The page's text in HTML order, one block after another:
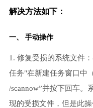
解决方法如下：
一、 手动操作
1. 修复受损的系统文件
任务"在新建任务窗口中
/scannow”并按下回车。
现的受损文件，但是此